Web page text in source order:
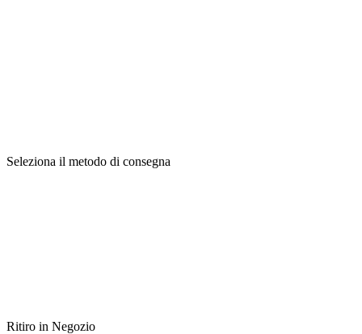
Seleziona il metodo di consegna
Ritiro in Negozio